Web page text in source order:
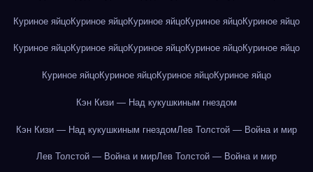
Куриное яйцоКуриное яйцоКуриное яйцоКуриное яйцоКуриное яйцо
Куриное яйцоКуриное яйцоКуриное яйцоКуриное яйцоКуриное яйцо
Куриное яйцоКуриное яйцоКуриное яйцоКуриное яйцо
Кэн Кизи — Над кукушкиным гнездом
Кэн Кизи — Над кукушкиным гнездомЛев Толстой — Война и мир
Лев Толстой — Война и мирЛев Толстой — Война и мир